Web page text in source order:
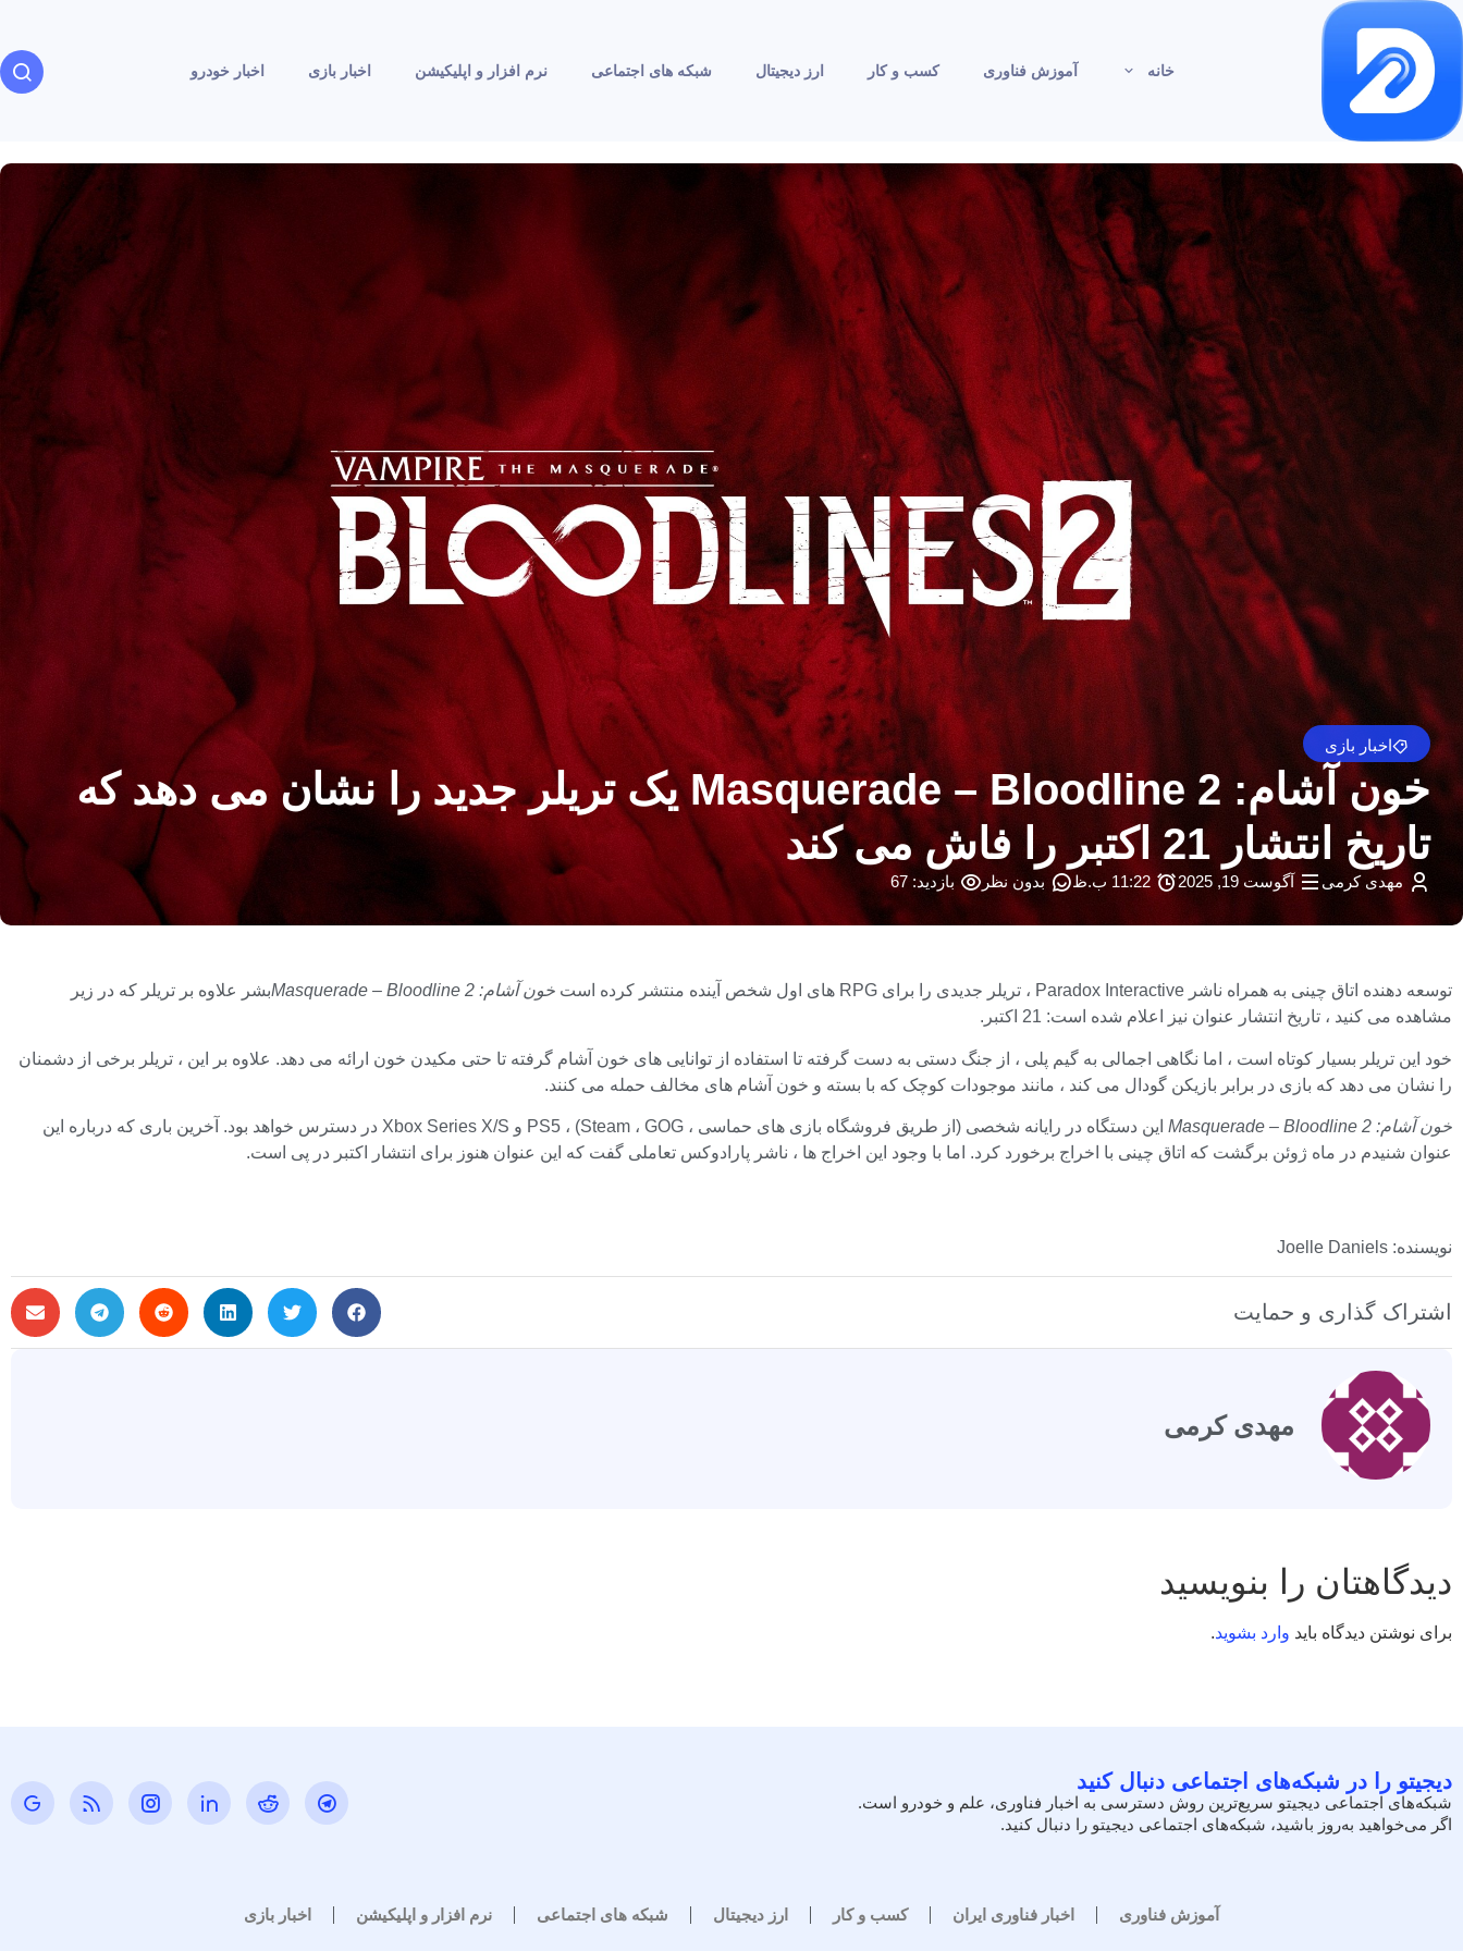
خانه آموزش فناوری کسب و کار ارز دیجیتال شبکه های اجتماعی نرم افزار و اپلیکیشن اخبار بازی اخبار خودرو
اخبار بازی
خون آشام: Masquerade – Bloodline 2 یک تریلر جدید را نشان می دهد که
تاریخ انتشار 21 اکتبر را فاش می کند
مهدی کرمی آگوست 19, 2025 11:22 ب.ظ بدون نظر بازدید: 67
توسعه دهنده اتاق چینی به همراه ناشر Paradox Interactive ، تریلر جدیدی را برای RPG های اول شخص آینده منتشر کرده است خون آشام: Masquerade – Bloodline 2
بشر علاوه بر تریلر که در زیر
مشاهده می کنید ، تاریخ انتشار عنوان نیز اعلام شده است: 21 اکتبر.
خود این تریلر بسیار کوتاه است ، اما نگاهی اجمالی به گیم پلی ، از جنگ دستی به دست گرفته تا استفاده از توانایی های خون آشام گرفته تا حتی مکیدن خون ارائه می دهد. علاوه بر این ، تریلر برخی از دشمنان
را نشان می دهد که بازی در برابر بازیکن گودال می کند ، مانند موجودات کوچک که با بسته و خون آشام های مخالف حمله می کنند.
خون آشام: Masquerade – Bloodline 2
این دستگاه در رایانه شخصی (از طریق فروشگاه بازی های حماسی ، Steam ، GOG) ، PS5 و Xbox Series X/S در دسترس خواهد بود. آخرین باری که درباره این
عنوان شنیدم در ماه ژوئن برگشت که اتاق چینی با اخراج برخورد کرد. اما با وجود این اخراج ها ، ناشر پارادوکس تعاملی گفت که این عنوان هنوز برای انتشار اکتبر در پی است.
نویسنده: Joelle Daniels
اشتراک گذاری و حمایت
مهدی کرمی
دیدگاهتان را بنویسید
برای نوشتن دیدگاه باید وارد بشوید.
دیجیتو را در شبکه‌های اجتماعی دنبال کنید
شبکه‌های اجتماعی دیجیتو سریع‌ترین روش دسترسی به اخبار فناوری، علم و خودرو است.
اگر می‌خواهید به‌روز باشید، شبکه‌های اجتماعی دیجیتو را دنبال کنید.
آموزش فناوری اخبار فناوری ایران کسب و کار ارز دیجیتال شبکه های اجتماعی نرم افزار و اپلیکیشن اخبار بازی